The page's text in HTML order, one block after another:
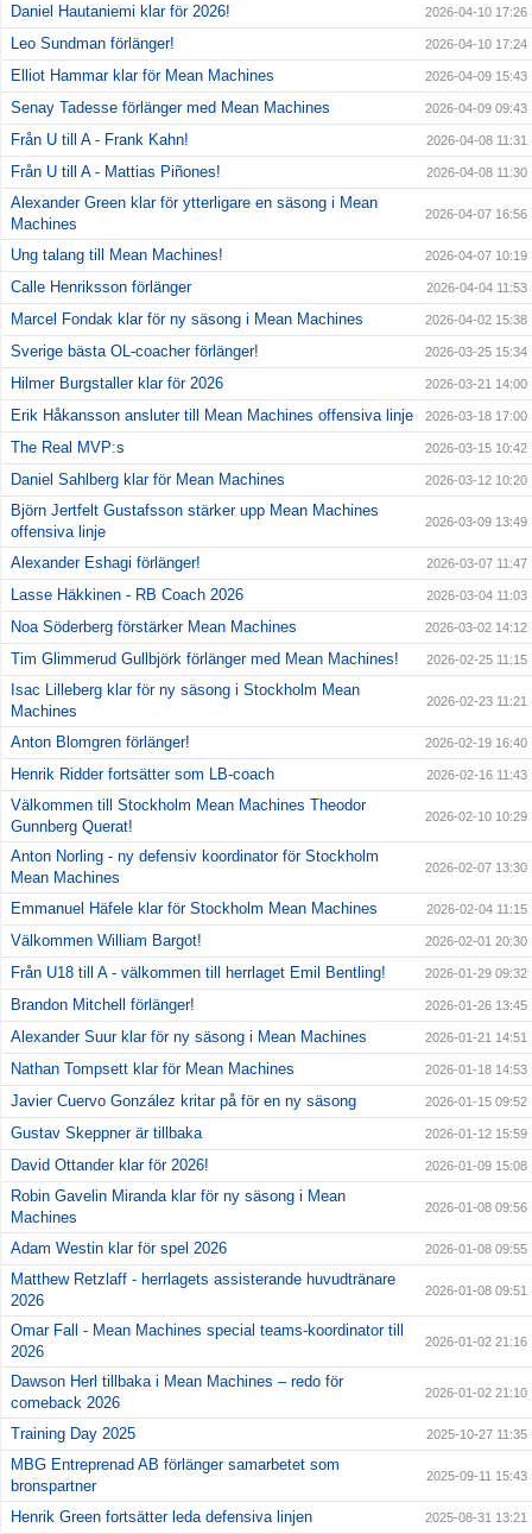
Daniel Hautaniemi klar för 2026! 2026-04-10 17:26
Leo Sundman förlänger! 2026-04-10 17:24
Elliot Hammar klar för Mean Machines 2026-04-09 15:43
Senay Tadesse förlänger med Mean Machines 2026-04-09 09:43
Från U till A - Frank Kahn! 2026-04-08 11:31
Från U till A - Mattias Piñones! 2026-04-08 11:30
Alexander Green klar för ytterligare en säsong i Mean
Machines
2026-04-07 16:56
Ung talang till Mean Machines! 2026-04-07 10:19
Calle Henriksson förlänger 2026-04-04 11:53
Marcel Fondak klar för ny säsong i Mean Machines 2026-04-02 15:38
Sverige bästa OL-coacher förlänger! 2026-03-25 15:34
Hilmer Burgstaller klar för 2026 2026-03-21 14:00
Erik Håkansson ansluter till Mean Machines offensiva linje 2026-03-18 17:00
The Real MVP:s 2026-03-15 10:42
Daniel Sahlberg klar för Mean Machines 2026-03-12 10:20
Björn Jertfelt Gustafsson stärker upp Mean Machines
offensiva linje
2026-03-09 13:49
Alexander Eshagi förlänger! 2026-03-07 11:47
Lasse Häkkinen - RB Coach 2026 2026-03-04 11:03
Noa Söderberg förstärker Mean Machines 2026-03-02 14:12
Tim Glimmerud Gullbjörk förlänger med Mean Machines! 2026-02-25 11:15
Isac Lilleberg klar för ny säsong i Stockholm Mean
Machines
2026-02-23 11:21
Anton Blomgren förlänger! 2026-02-19 16:40
Henrik Ridder fortsätter som LB-coach 2026-02-16 11:43
Välkommen till Stockholm Mean Machines Theodor
Gunnberg Querat!
2026-02-10 10:29
Anton Norling - ny defensiv koordinator för Stockholm
Mean Machines
2026-02-07 13:30
Emmanuel Häfele klar för Stockholm Mean Machines 2026-02-04 11:15
Välkommen William Bargot! 2026-02-01 20:30
Från U18 till A - välkommen till herrlaget Emil Bentling! 2026-01-29 09:32
Brandon Mitchell förlänger! 2026-01-26 13:45
Alexander Suur klar för ny säsong i Mean Machines 2026-01-21 14:51
Nathan Tompsett klar för Mean Machines 2026-01-18 14:53
Javier Cuervo González kritar på för en ny säsong 2026-01-15 09:52
Gustav Skeppner är tillbaka 2026-01-12 15:59
David Ottander klar för 2026! 2026-01-09 15:08
Robin Gavelin Miranda klar för ny säsong i Mean
Machines
2026-01-08 09:56
Adam Westin klar för spel 2026 2026-01-08 09:55
Matthew Retzlaff - herrlagets assisterande huvudtränare
2026
2026-01-08 09:51
Omar Fall - Mean Machines special teams-koordinator till
2026
2026-01-02 21:16
Dawson Herl tillbaka i Mean Machines – redo för
comeback 2026
2026-01-02 21:10
Training Day 2025 2025-10-27 11:35
MBG Entreprenad AB förlänger samarbetet som
bronspartner
2025-09-11 15:43
Henrik Green fortsätter leda defensiva linjen 2025-08-31 13:21